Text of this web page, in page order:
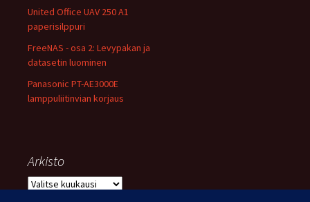
United Office UAV 250 A1
paperisilppuri
FreeNAS - osa 2: Levypakan ja
datasetin luominen
Panasonic PT-AE3000E
lamppuliitinvian korjaus
Arkisto
Arkisto